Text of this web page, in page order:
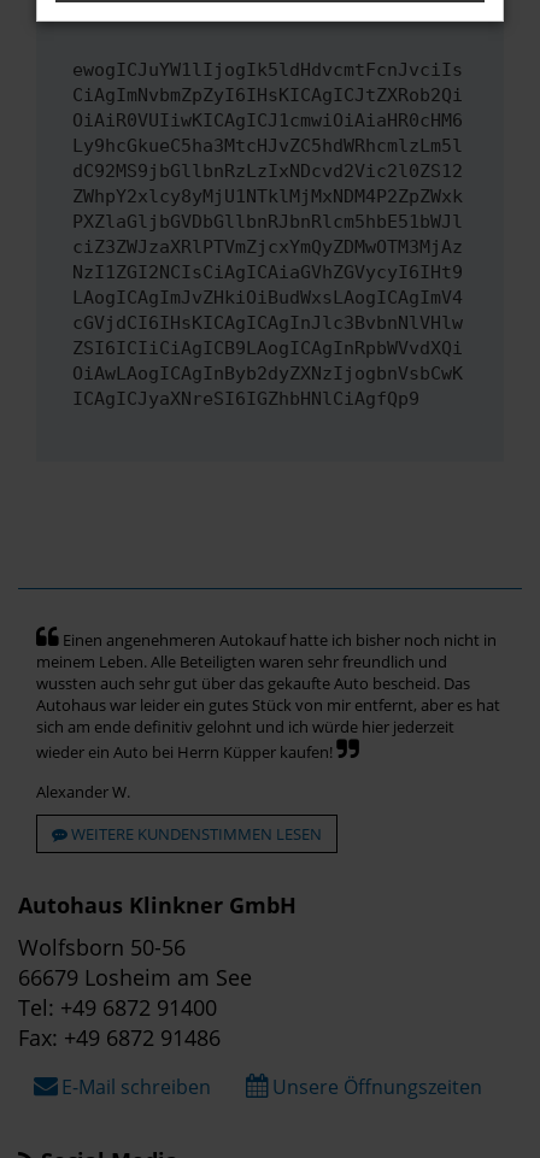
ewogICJuYW1lIjogIk5ldHdvcmtFcnJvciIs
CiAgImNvbmZpZyI6IHsKICAgICJtZXRob2Qi
OiAiR0VUIiwKICAgICJ1cmwiOiAiaHR0cHM6
Ly9hcGkueC5ha3MtcHJvZC5hdWRhcmlzLm5l
dC92MS9jbGllbnRzLzIxNDcvd2Vic2l0ZS12
ZWhpY2xlcy8yMjU1NTklMjMxNDM4P2ZpZWxk
PXZlaGljbGVDbGllbnRJbnRlcm5hbE51bWJl
ciZ3ZWJzaXRlPTVmZjcxYmQyZDMwOTM3MjAz
NzI1ZGI2NCIsCiAgICAiaGVhZGVycyI6IHt9
LAogICAgImJvZHkiOiBudWxsLAogICAgImV4
cGVjdCI6IHsKICAgICAgInJlc3BvbnNlVHlw
ZSI6ICIiCiAgICB9LAogICAgInRpbWVvdXQi
OiAwLAogICAgInByb2dyZXNzIjogbnVsbCwK
ICAgICJyaXNreSI6IGZhbHNlCiAgfQp9
Einen angenehmeren Autokauf hatte ich bisher noch nicht in
meinem Leben. Alle Beteiligten waren sehr freundlich und
wussten auch sehr gut über das gekaufte Auto bescheid. Das
Autohaus war leider ein gutes Stück von mir entfernt, aber es hat
sich am ende definitiv gelohnt und ich würde hier jederzeit
wieder ein Auto bei Herrn Küpper kaufen!
Alexander W.
WEITERE KUNDENSTIMMEN LESEN
Autohaus Klinkner GmbH
Wolfsborn 50-56
66679 Losheim am See
Tel: +49 6872 91400
Fax: +49 6872 91486
E-Mail schreiben Unsere Öffnungszeiten